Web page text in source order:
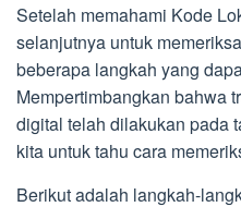
Setelah memahami Kode
selanjutnya untuk
beberapa langkah yang
Mempertimbangkan bahwa
digital telah dilakukan pada
kita untuk tahu cara
Berikut adalah langkah-